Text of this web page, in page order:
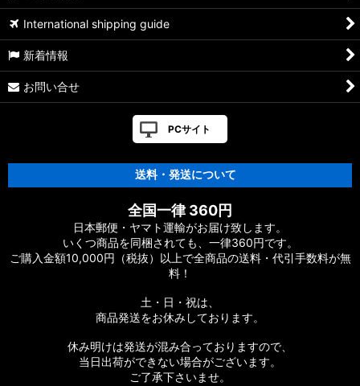
International shipping guide
新着情報
お問い合せ
PCサイト
送料・発送について
全国一律 360円
日本郵便・ヤマト運輸がお届け致します。
いくつ商品を同梱されても、一律360円です。
ご購入金額10,000円（税抜）以上で全商品の送料・代引手数料が無
料！
土・日・祝は、
商品発送をお休みしております。
休み明けは発送が混み合っておりますので、
当日出荷ができない場合がございます。
ご了承下さいませ。